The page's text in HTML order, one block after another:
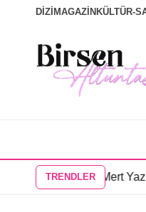
DİZİ MAGAZİN KÜLTÜR-
TRENDLER
•Mert